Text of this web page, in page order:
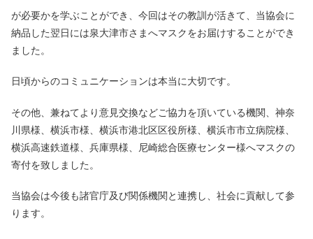
が必要かを学ぶことができ、今回はその教訓が活きて、当協会に
納品した翌日には泉大津市さまへマスクをお届けすることができ
ました。
日頃からのコミュニケーションは本当に大切です。
その他、兼ねてより意見交換などご協力を頂いている機関、神奈
川県様、横浜市様、横浜市港北区区役所様、横浜市市立病院様、
横浜高速鉄道様、兵庫県様、尼崎総合医療センター様へマスクの
寄付を致しました。
当協会は今後も諸官庁及び関係機関と連携し、社会に貢献して参
ります。